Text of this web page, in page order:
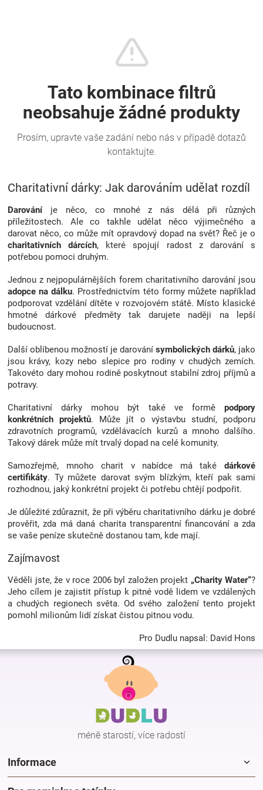
Přihlášení
Charitativní dárky: Jak darováním udělat rozdíl
Darováníje něco, co mnohé z nás dělá při různých
příležitostech. Ale co takhle udělat něco výjimečného a
darovat něco, co může mít opravdový dopad na svět? Řeč je o
charitativních dárcích, které spojují radost z darování s
potřebou pomoci druhým.
Jednou z nejpopulárnějších forem charitativního darování jsou
adopce na dálku. Prostřednictvím této formy můžete například
podporovat vzdělání dítěte v rozvojovém státě. Místo klasické
hmotné dárkové předměty tak darujete naději na lepší
budoucnost.
Další oblíbenou možností je darování symbolických dárků, jako
jsou krávy, kozy nebo slepice pro rodiny v chudých zemích.
Takovéto dary mohou rodině poskytnout stabilní zdroj příjmů a
potravy.
Charitativní dárky mohou být také ve formě podpory
konkrétních projektů. Může jít o výstavbu studní, podporu
zdravotních programů, vzdělávacích kurzů a mnoho dalšího.
Takový dárek může mít trvalý dopad na celé komunity.
Samozřejmě, mnoho charit v nabídce má také dárkové
certifikáty. Ty můžete darovat svým blízkým, kteří pak sami
rozhodnou, jaký konkrétní projekt či potřebu chtějí podpořit.
Je důležité zdůraznit, že při výběru charitativního dárku je dobré
prověřit, zda má daná charita transparentní financování a zda
se vaše peníze skutečně dostanou tam, kde mají.
Zajímavost
Věděli jste, že v roce 2006 byl založen projekt „Charity Water“?
Jeho cílem je zajistit přístup k pitné vodě lidem ve vzdálených
a chudých regionech světa. Od svého založení tento projekt
pomohl milionům lidí získat čistou pitnou vodu.
Pro Dudlu napsal: David Hons
Z
méně starostí, více radostí
Informace